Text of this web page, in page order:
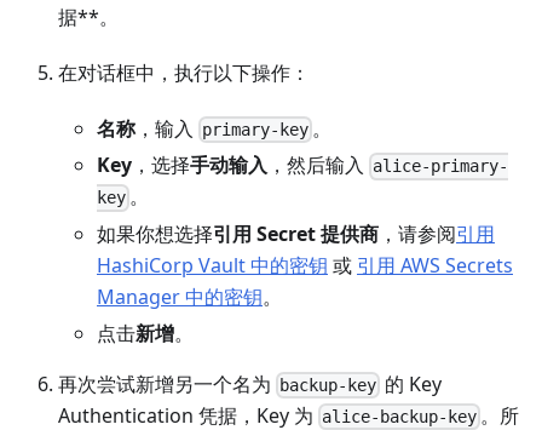
据**。
在对话框中，执行以下操作：
名称，输入 primary-key 。
Key ，选择手动输入 ，然后输入
alice-primary-
key 。
如果你想选择引用 Secret 提供商 ，请参阅引用
HashiCorp Vault 中的密钥 或 引用 AWS Secrets
Manager 中的密钥。
点击新增。
再次尝试新增另一个名为
backup-key 的 Key
Authentication 凭据，Key 为 alice-backup-key 。所